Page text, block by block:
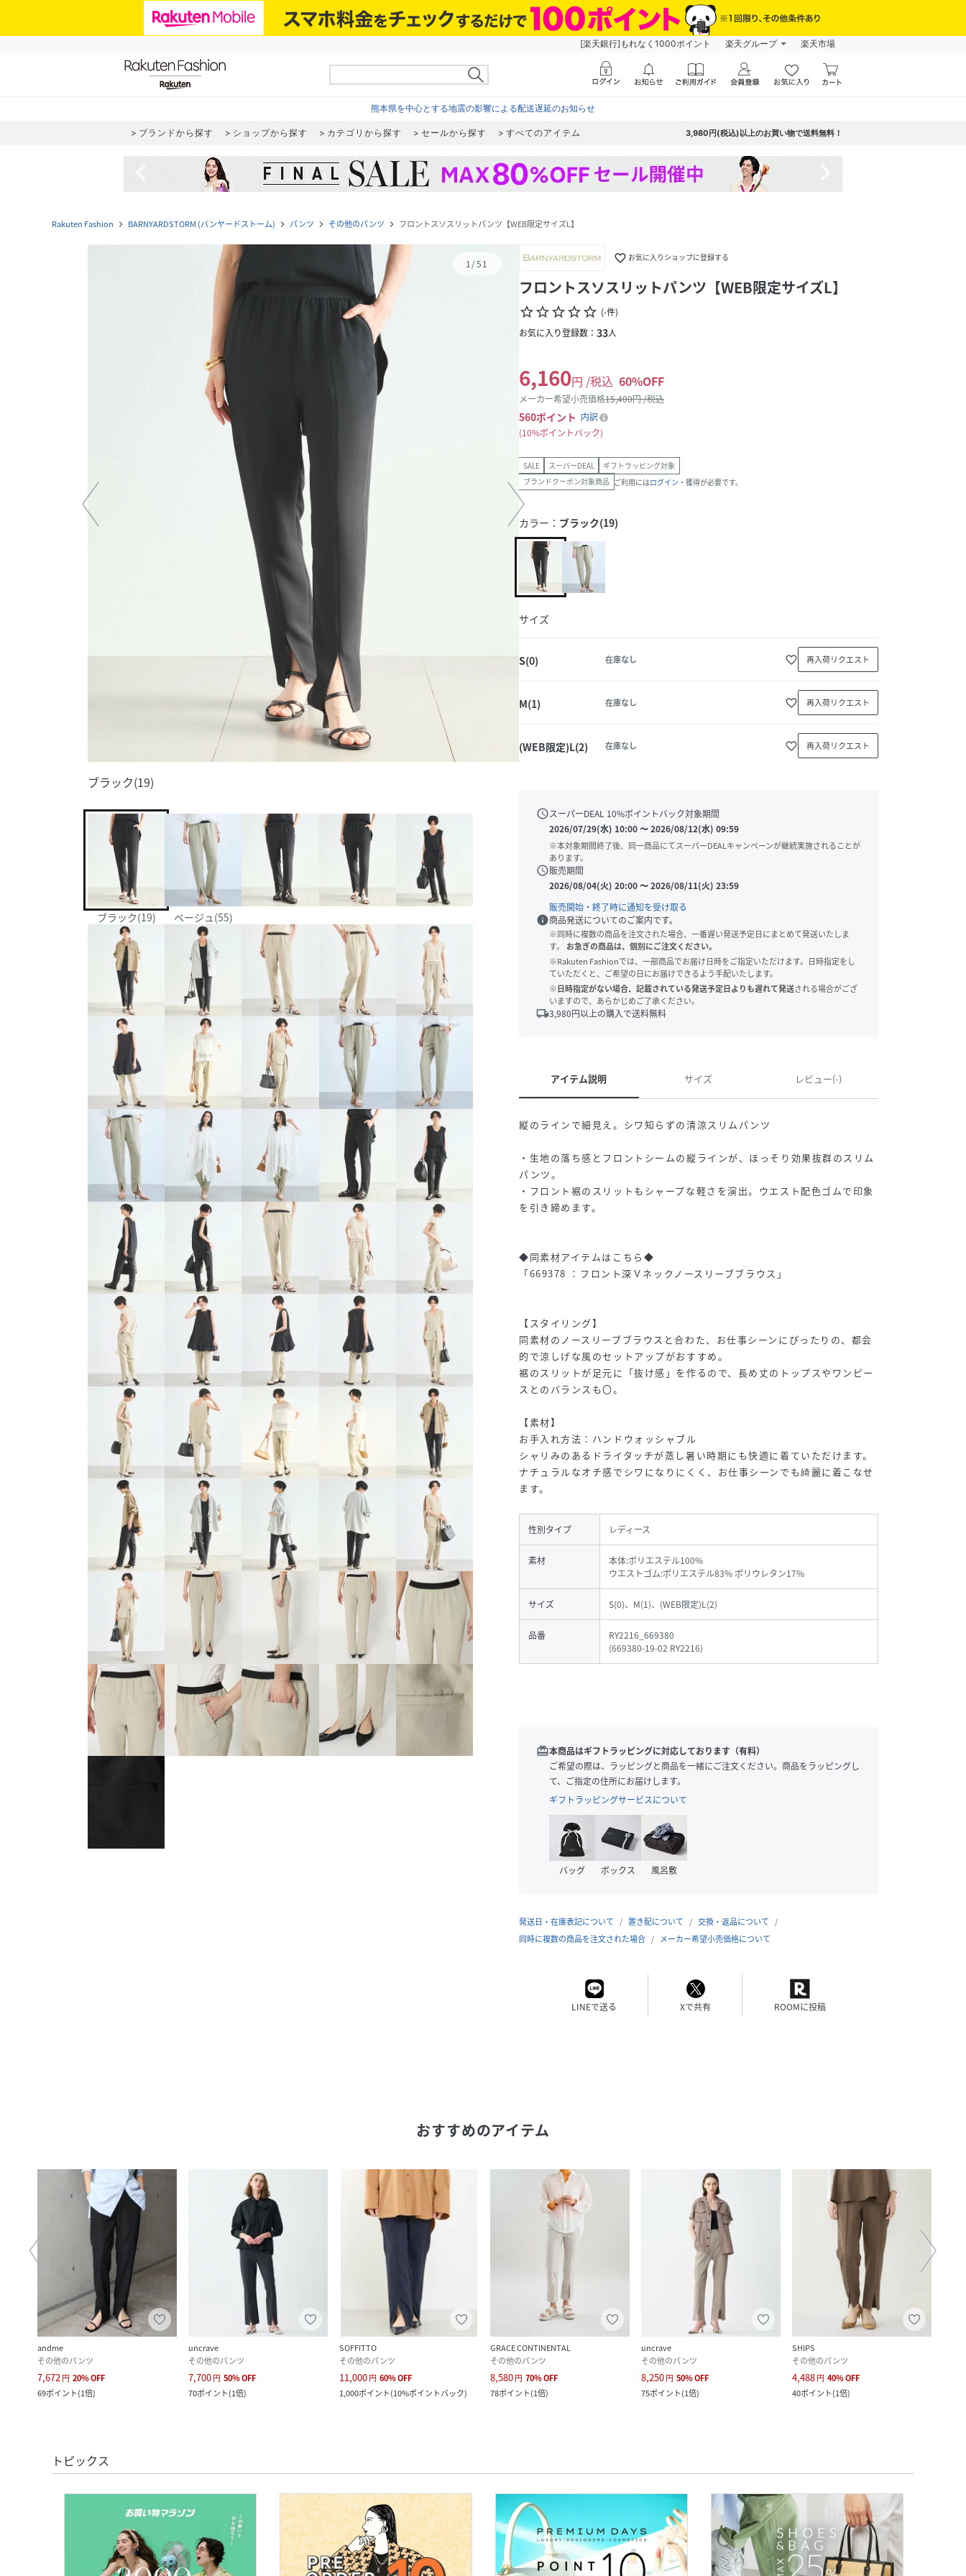
[楽天銀行]もれなく1000ポイント 楽天グループ 楽天市場
熊本県を中心とする地震の影響による配送遅延のお知らせ
ブランドから探す ショップから探す カテゴリから探す セールから探す すべてのアイテム 3,980円(税込)以上のお買い物で送料無料！
Rakuten Fashion navigate_next BARNYARDSTORM (バンヤードストーム) navigate_next パンツ navigate_next その他のパンツ navigate_next フロントスソスリットパンツ【WEB限定サイズL】
1/51
ブラック(19)
ブラック(19) ベージュ(55)
favorite_border お気に入りショップに登録する
フロントスソスリットパンツ【WEB限定サイズL】
star_borderstar_borderstar_borderstar_borderstar_border (-件)
お気に入り登録数： 33人
6,160円 /税込 60%OFF
メーカー希望小売価格15,400円 /税込
560ポイント 内訳
10%ポイントバック
SALE スーパーDEAL
ギフトラッピング対象
ブランドクーポン対象商品 ご利用にはログイン ・獲得が必要です。
カラー： ブラック(19)
サイズ
S(0) 在庫なし favorite_border 再入荷リクエスト
M(1) 在庫なし favorite_border 再入荷リクエスト
(WEB限定)L(2) 在庫なし favorite_border 再入荷リクエスト
scheduleスーパーDEAL 10%ポイントバック対象期間
2026/07/29(水) 10:00〜2026/08/12(水) 09:59
※本対象期間終了後、同一商品にてスーパーDEALキャンペーンが継続実施されることが
あります。
schedule販売期間
2026/08/04(火) 20:00〜2026/08/11(火) 23:59
販売開始・終了時に通知を受け取る
info商品発送についてのご案内です。
※同時に複数の商品を注文された場合、一番遅い発送予定日にまとめて発送いたしま
す。
お急ぎの商品は、個別にご注文ください。
※Rakuten Fashionでは、一部商品でお届け日時をご指定いただけます。日時指定をし
ていただくと、ご希望の日にお届けできるよう手配いたします。
※日時指定がない場合、記載されている発送予定日よりも遅れて発送される場合がござ
いますので、あらかじめご了承ください。
local_shipping3,980円以上の購入で送料無料
アイテム説明 サイズ レビュー(-)
縦のラインで細見え。シワ知らずの清涼スリムパンツ
・生地の落ち感とフロントシームの縦ラインが、ほっそり効果抜群のスリム
パンツ。
・フロント裾のスリットもシャープな軽さを演出。ウエスト配色ゴムで印象
を引き締めます。
◆同素材アイテムはこちら◆
「669378 ：フロント深Ｖネックノースリーブブラウス」
【スタイリング】
同素材のノースリーブブラウスと合わた、お仕事シーンにぴったりの、都会
的で涼しげな風のセットアップがおすすめ。
裾のスリットが足元に「抜け感」を作るので、長め丈のトップスやワンピー
スとのバランスも〇。
【素材】
お手入れ方法：ハンドウォッシャブル
シャリみのあるドライタッチが蒸し暑い時期にも快適に着ていただけます。
ナチュラルなオチ感でシワになりにくく、お仕事シーンでも綺麗に着こなせ
ます。
性別タイプ レディース
素材
本体:ポリエステル100%
ウエストゴム:ポリエステル83% ポリウレタン17%
サイズ S(0)、M(1)、(WEB限定)L(2)
品番
RY2216_669380
(669380-19-02 RY2216)
redeem本商品はギフトラッピングに対応しております（有料）
ご希望の際は、ラッピングと商品を一緒にご注文ください。商品をラッピングし
て、ご指定の住所にお届けします。
ギフトラッピングサービスについて
バッグ ボックス 風呂敷
発送日・在庫表記について 置き配について
交換・返品について
同時に複数の商品を注文された場合
メーカー希望小売価格について
LINEで送る Xで共有 ROOMに投稿
おすすめのアイテム
andme
その他のパンツ
7,672円 20%OFF
69ポイント(1倍)
uncrave
その他のパンツ
7,700円 50%OFF
70ポイント(1倍)
SOFFITTO
その他のパンツ
11,000円 60%OFF
1,000ポイント(10%ポイントバック)
GRACE CONTINENTAL
その他のパンツ
8,580円 70%OFF
78ポイント(1倍)
uncrave
その他のパンツ
8,250円 50%OFF
75ポイント(1倍)
SHIPS
その他のパンツ
4,488円 40%OFF
40ポイント(1倍)
トピックス